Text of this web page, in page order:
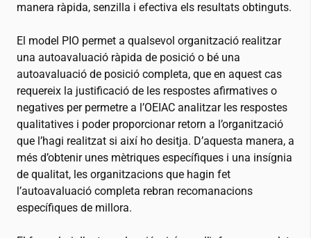
manera ràpida, senzilla i efectiva els resultats obtinguts.
El model PIO permet a qualsevol organització realitzar
una autoavaluació ràpida de posició o bé una
autoavaluació de posició completa, que en aquest cas
requereix la justificació de les respostes afirmatives o
negatives per permetre a l’OEIAC analitzar les respostes
qualitatives i poder proporcionar retorn a l’organització
que l’hagi realitzat si així ho desitja. D’aquesta manera, a
més d’obtenir unes mètriques específiques i una insígnia
de qualitat, les organitzacions que hagin fet
l’autoavaluació completa rebran recomanacions
específiques de millora.